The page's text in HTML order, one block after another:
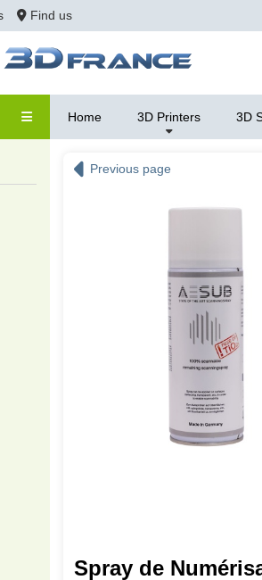
Find us
Home 3D Printers 3D
Previous page
Spray de